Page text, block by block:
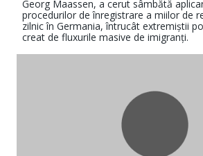
Georg Maassen, a cerut sâmbătă
procedurilor de înregistrare a miilor de
zilnic în Germania, întrucât extremiștii
creat de fluxurile masive de imigranți.